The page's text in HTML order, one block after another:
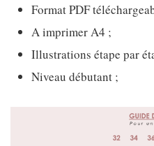
Format PDF
A imprimer A4 ;
Illustrations étape par
Niveau débutant ;